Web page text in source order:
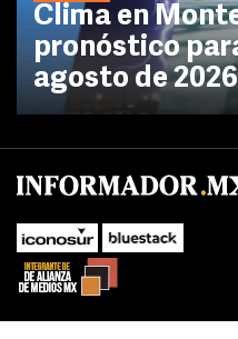
Clima en
pronóstico
agosto de 2026